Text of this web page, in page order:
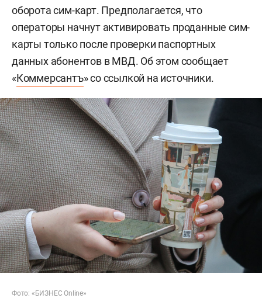
оборота сим-карт. Предполагается, что
операторы начнут активировать проданные сим-
карты только после проверки паспортных
данных абонентов в МВД. Об этом сообщает
«Коммерсантъ» со ссылкой на источники.
Фото: «БИЗНЕС Online»